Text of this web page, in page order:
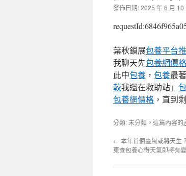
發佈日期:2025 年 6 月 10
葉秋鎖展包養平台
我聊天先包養網價格
此中包養 ， 包養最
較我還在救助站」
包養網價格 ，直到
分類: 未分類。這篇內容的
← 本年首個臺風或將天生
東查包養心得天氣即將有